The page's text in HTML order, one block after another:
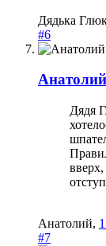
Дядька
#6
Анатолий
Дядя
Анатолий,
#7